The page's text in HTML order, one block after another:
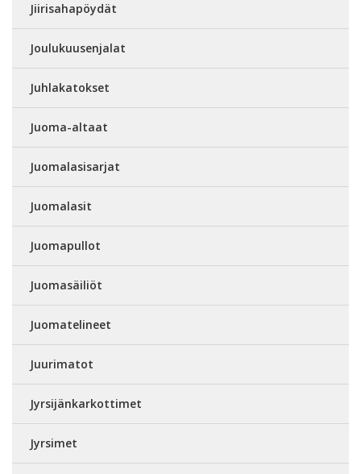
Jiirisahapöydät
Joulukuusenjalat
Juhlakatokset
Juoma-altaat
Juomalasisarjat
Juomalasit
Juomapullot
Juomasäiliöt
Juomatelineet
Juurimatot
Jyrsijänkarkottimet
Jyrsimet